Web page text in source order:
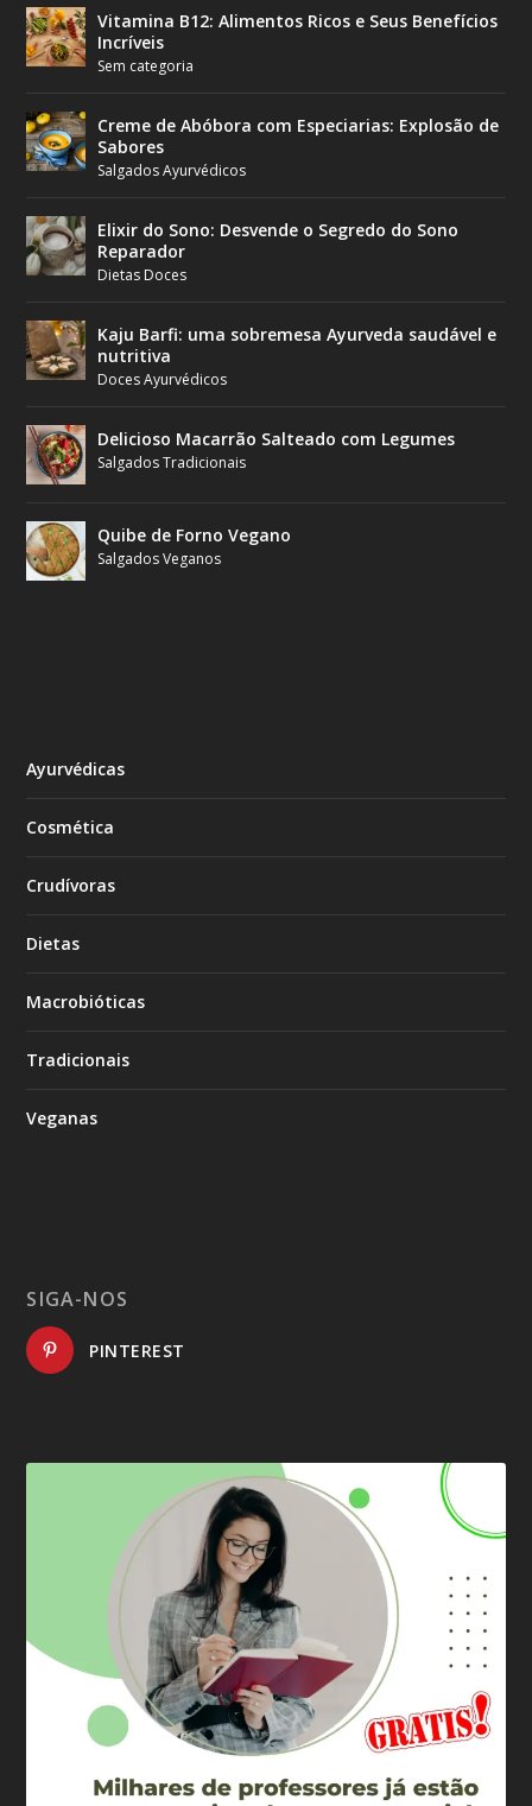
Vitamina B12: Alimentos Ricos e Seus Benefícios
Incríveis
Sem categoria
Creme de Abóbora com Especiarias: Explosão de
Sabores
Salgados Ayurvédicos
Elixir do Sono: Desvende o Segredo do Sono
Reparador
Dietas Doces
Kaju Barfi: uma sobremesa Ayurveda saudável e
nutritiva
Doces Ayurvédicos
Delicioso Macarrão Salteado com Legumes
Salgados Tradicionais
Quibe de Forno Vegano
Salgados Veganos
Ayurvédicas
Cosmética
Crudívoras
Dietas
Macrobióticas
Tradicionais
Veganas
SIGA-NOS
PINTEREST